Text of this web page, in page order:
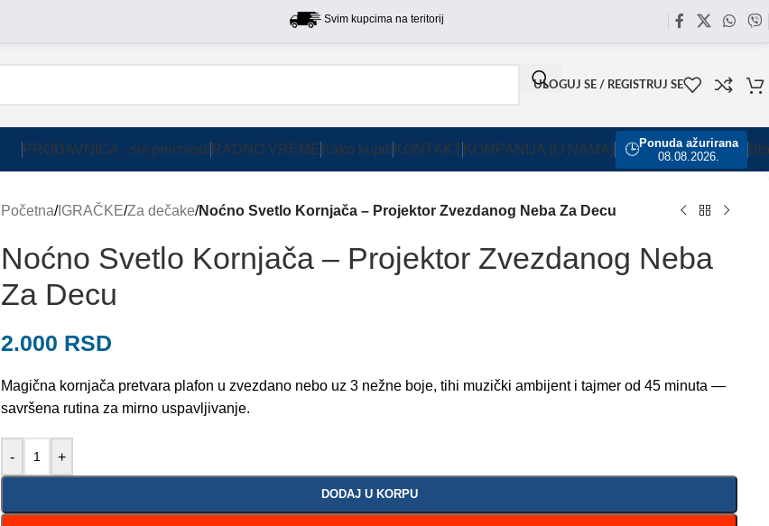
Svim kupcima na teritoriji Srbije omogućili smo besplatnu dostavu za sve porudžbine sa našeg
ULOGUJ SE / REGISTRUJ SE
PRODAVNICA - svi proizvodi RADNO VREME Kako kupiti KONTAKT KOMPANIJA (O NAMA) 🕒Ponuda ažurirana
08.08.2026.
Početna/IGRAČKE/Za dečake/Noćno Svetlo Kornjača – Projektor Zvezdanog Neba Za Decu
Noćno Svetlo Kornjača – Projektor Zvezdanog Neba
Za Decu
2.000 RSD
Magična kornjača pretvara plafon u zvezdano nebo uz 3 nežne boje, tihi muzički ambijent i tajmer od 45 minuta —
savršena rutina za mirno uspavljivanje.
- +
DODAJ U KORPU